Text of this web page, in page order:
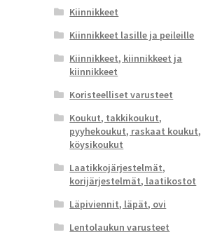
Kiinnikkeet
Kiinnikkeet lasille ja peileille
Kiinnikkeet, kiinnikkeet ja
kiinnikkeet
Koristeelliset varusteet
Koukut, takkikoukut,
pyyhekoukut, raskaat koukut,
köysikoukut
Laatikkojärjestelmät,
korijärjestelmät, laatikostot
Läpiviennit, läpät, ovi
Lentolaukun varusteet